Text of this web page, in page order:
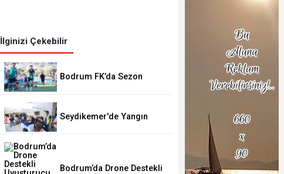
İlginizi Çekebilir
Bodrum FK’da Sezon
Hem Yetiştirici”
Seydikemer'de Yangın
Bodrum’da Drone Destekli